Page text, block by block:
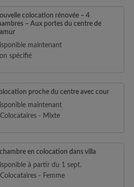
colocation rénovée – 4
– Aux portes du centre de
maintenant
spécifié
proche du centre avec cour
maintenant
- Mixte
en colocation dans villa
à partir du 1 sept.
- Femme